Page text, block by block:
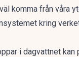
komma från våra
kring
i dagvattnet kan